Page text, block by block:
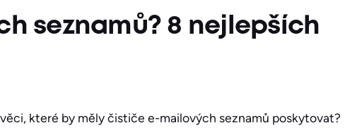
seznamů? 8 nejlepších
které by měly čističe e-mailových seznamů poskytovat?